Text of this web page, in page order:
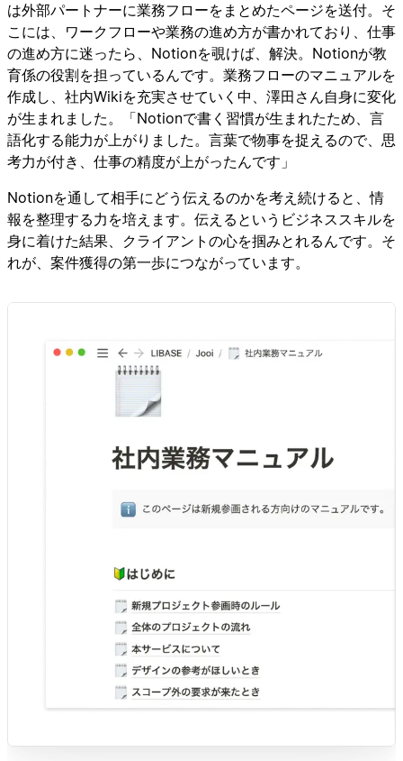
は外部パートナーに業務フローをまとめたページを送付。そ
こには、ワークフローや業務の進め方が書かれており、仕事
の進め方に迷ったら、Notionを覗けば、解決。Notionが教
育係の役割を担っているんです。業務フローのマニュアルを
作成し、社内Wikiを充実させていく中、澤田さん自身に変化
が生まれました。「Notionで書く習慣が生まれたため、言
語化する能力が上がりました。言葉で物事を捉えるので、思
考力が付き、仕事の精度が上がったんです」
Notionを通して相手にどう伝えるのかを考え続けると、情
報を整理する力を培えます。伝えるというビジネススキルを
身に着けた結果、クライアントの心を掴みとれるんです。そ
れが、案件獲得の第一歩につながっています。